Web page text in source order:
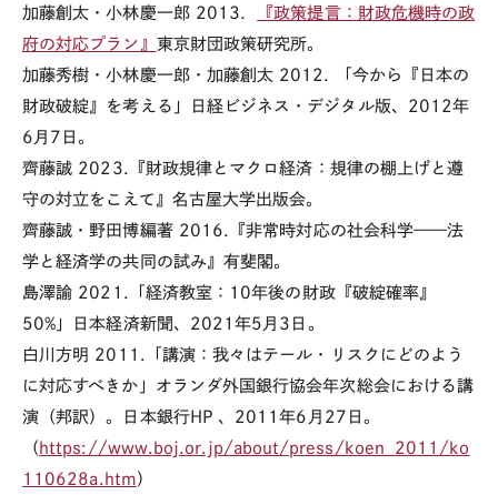
加藤創太・小林慶一郎2013
『政策提言：財政危機時の政
府の対応プラン』 東京財団政策研究所。
加藤秀樹・小林慶一郎・加藤創太 2012. 「今から『日本の
財政破綻』を考える」日経ビジネス・デジタル版、2012年
6月7日。
齊藤誠 2023.
『財政規律とマクロ経済：規律の棚上げと遵
守の対立をこえて』名古屋大学出版会。
齊藤誠・野田博編著2016.
『非常時対応の社会科学——法
学と経済学の共同の試み』有斐閣。
島澤諭 2021. 「経済教室： 10年後の財政『破綻確率』
50% 」日本経済新聞、 2021年5 月 3 日。
白川方明 2011.
「講演：我々はテール・リスクにどのよう
に対応すべきか」オランダ外国銀行協会年次総会における講
演（邦訳）。日本銀行HP 、 2011年6 月 27 日。
（https://www.boj.or.jp/about/press/koen_2011/ko
110628a.htm）